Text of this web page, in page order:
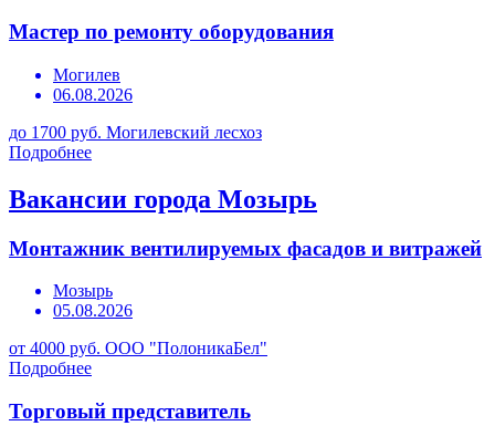
Мастер по ремонту оборудования
Могилев
06.08.2026
до 1700 руб. Могилевский лесхоз
Подробнее
Вакансии города Мозырь
Монтажник вентилируемых фасадов и витражей
Мозырь
05.08.2026
от 4000 руб. ООО "ПолоникаБел"
Подробнее
Торговый представитель